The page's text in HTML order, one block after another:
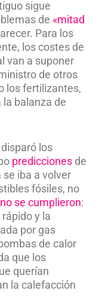
sigue
de «mitad
Para los
los costes de
van a suponer
de otros
los fertilizantes,
balanza de
los
predicciones de
se iba a volver
fósiles, no
no se cumplieron:
y la
por gas
de calor
que los
querían
la calefacción